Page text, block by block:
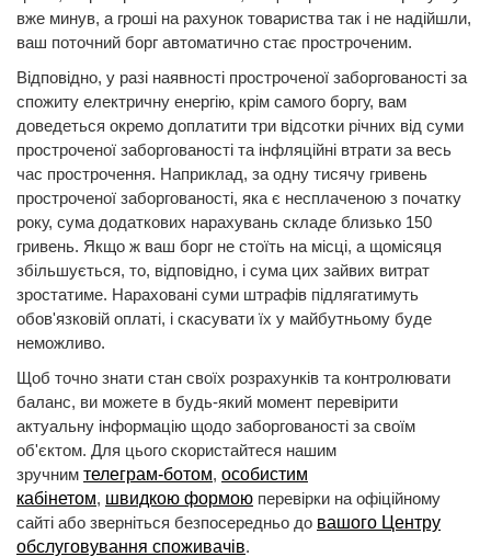
вже минув, а гроші на рахунок товариства так і не надійшли,
ваш поточний борг автоматично стає простроченим.
Відповідно, у разі наявності простроченої заборгованості за
спожиту електричну енергію, крім самого боргу, вам
доведеться окремо доплатити три відсотки річних від суми
простроченої заборгованості та інфляційні втрати за весь
час прострочення. Наприклад, за одну тисячу гривень
простроченої заборгованості, яка є несплаченою з початку
року, сума додаткових нарахувань складе близько 150
гривень. Якщо ж ваш борг не стоїть на місці, а щомісяця
збільшується, то, відповідно, і сума цих зайвих витрат
зростатиме. Нараховані суми штрафів підлягатимуть
обов'язковій оплаті, і скасувати їх у майбутньому буде
неможливо.
Щоб точно знати стан своїх розрахунків та контролювати
баланс, ви можете в будь-який момент перевірити
актуальну інформацію щодо заборгованості за своїм
об'єктом. Для цього скористайтеся нашим
зручним телеграм-ботом, особистим
кабінетом, швидкою формою перевірки на офіційному
сайті або зверніться безпосередньо до вашого Центру
обслуговування споживачів.